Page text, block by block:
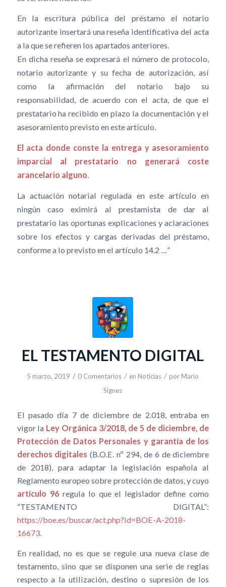
En la escritura pública del préstamo el notario
autorizante insertará una reseña identificativa del acta
a la que se refieren los apartados anteriores.
En dicha reseña se expresará el número de protocolo,
notario autorizante y su fecha de autorización, así
como la afirmación del notario bajo su
responsabilidad, de acuerdo con el acta, de que el
prestatario ha recibido en plazo la documentación y el
asesoramiento previsto en este artículo.
El acta donde conste la entrega y asesoramiento
imparcial al prestatario no generará coste
arancelario alguno.
La actuación notarial regulada en este artículo en
ningún caso eximirá al prestamista de dar al
prestatario las oportunas explicaciones y aclaraciones
sobre los efectos y cargas derivadas del préstamo,
conforme a lo previsto en el artículo 14.2 …”
EL TESTAMENTO DIGITAL
5 marzo, 2019 / 0 Comentarios / en Noticias / por Mario
Signes
El pasado día 7 de diciembre de 2.018, entraba en
vigor la Ley Orgánica 3/2018, de 5 de diciembre, de
Protección de Datos Personales y garantía de los
derechos digitales (B.O.E. nº 294, de 6 de diciembre
de 2018), para adaptar la legislación española al
Reglamento europeo sobre protección de datos, y cuyo
artículo 96regula lo que el legislador define como
“TESTAMENTO DIGITAL”:
https://boe.es/buscar/act.php?id=BOE-A-2018-
16673.
En realidad, no es que se regule una nueva clase de
testamento, sino que se disponen una serie de reglas
respecto a la utilización, destino o supresión de los